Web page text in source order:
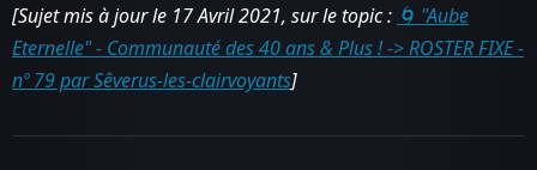
[Sujet mis à jour le 17 Avril 2021, sur le topic : 🌀 "Aube
Eternelle" - Communauté des 40 ans & Plus ! -> ROSTER FIXE -
nº 79 par Sêverus-les-clairvoyants]